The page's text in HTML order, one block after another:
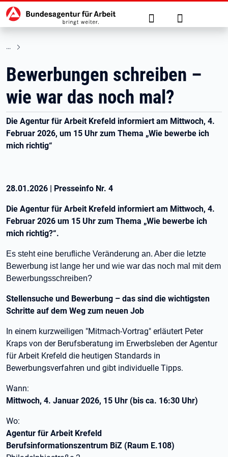
zu den Hauptinhalten springen
Hauptnavigation Suche Anmelden
Bewerbungen schreiben –
wie war das noch mal?
Die Agentur für Arbeit Krefeld informiert am Mittwoch, 4.
Februar 2026, um 15 Uhr zum Thema „Wie bewerbe ich
mich richtig“
28.01.2026 | Presseinfo Nr. 4
Die Agentur für Arbeit Krefeld informiert am Mittwoch, 4.
Februar 2026 um 15 Uhr zum Thema „Wie bewerbe ich
mich richtig?“.
Es steht eine berufliche Veränderung an. Aber die letzte
Bewerbung ist lange her und wie war das noch mal mit dem
Bewerbungsschreiben?
Stellensuche und Bewerbung – das sind die wichtigsten
Schritte auf dem Weg zum neuen Job
In einem kurzweiligen "Mitmach-Vortrag" erläutert Peter
Kraps von der Berufsberatung im Erwerbsleben der Agentur
für Arbeit Krefeld die heutigen Standards in
Bewerbungsverfahren und gibt individuelle Tipps.
Wann:
Mittwoch, 4. Januar 2026, 15 Uhr (bis ca. 16:30 Uhr)
Wo:
Agentur für Arbeit Krefeld
Berufsinformationszentrum BiZ (Raum E.108)